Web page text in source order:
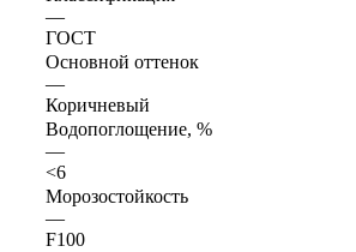
—
ГОСТ
Основной оттенок
—
Коричневый
Водопоглощение, %
—
<6
Морозостойкость
—
F100